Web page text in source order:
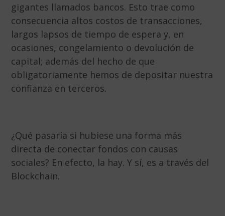
gigantes llamados bancos. Esto trae como
consecuencia altos costos de transacciones,
largos lapsos de tiempo de espera y, en
ocasiones, congelamiento o devolución de
capital; además del hecho de que
obligatoriamente hemos de depositar nuestra
confianza en terceros.
¿Qué pasaría si hubiese una forma más
directa de conectar fondos con causas
sociales? En efecto, la hay. Y sí, es a través del
Blockchain.